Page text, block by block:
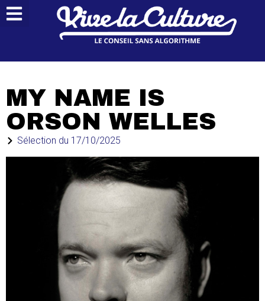
MY NAME IS
ORSON WELLES
Sélection du 17/10/2025